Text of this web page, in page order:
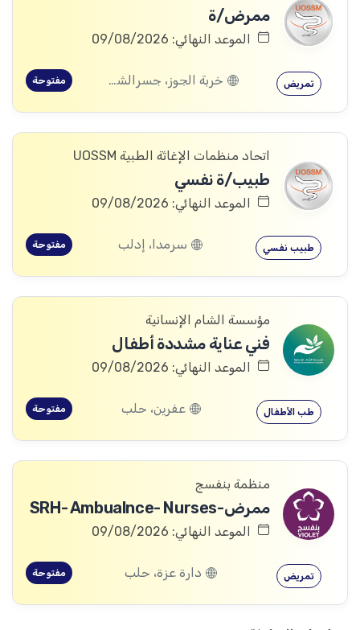
ممرض/ة
الموعد النهائي: 09/08/2026
تمريض خربة الجوز، جسرالشغور، إدلب مفتوحة
اتحاد منظمات الإغاثة الطبية UOSSM
طبيب/ة نفسي
الموعد النهائي: 09/08/2026
طبيب نفسي سرمدا، إدلب مفتوحة
مؤسسة الشام الإنسانية
فني عناية مشددة أطفال
الموعد النهائي: 09/08/2026
طب الأطفال عفرين، حلب مفتوحة
منظمة بنفسج
ممرض-SRH- Ambualnce- Nurses
الموعد النهائي: 09/08/2026
تمريض دارة عزة، حلب مفتوحة